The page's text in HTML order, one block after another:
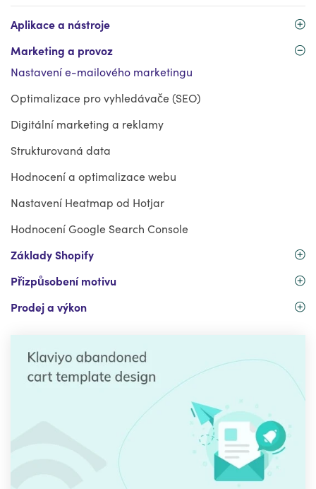
Aplikace a nástroje
Marketing a provoz
Nastavení e-mailového marketingu
Optimalizace pro vyhledávače (SEO)
Digitální marketing a reklamy
Strukturovaná data
Hodnocení a optimalizace webu
Nastavení Heatmap od Hotjar
Hodnocení Google Search Console
Základy Shopify
Přizpůsobení motivu
Prodej a výkon